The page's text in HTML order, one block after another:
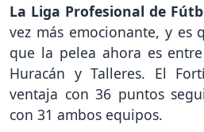
La Liga Profesional de
vez más emocionante, y es
que la pelea ahora es
Huracán y Talleres. El
ventaja con 36 puntos
con 31 ambos equipos.